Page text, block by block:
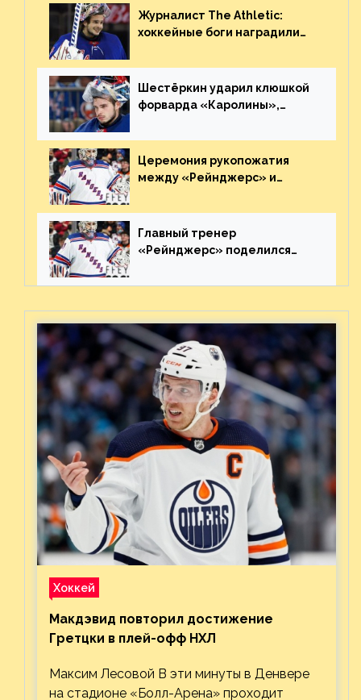
Журналист The Athletic:
хоккейные боги наградили
великолепную игру
Шестёркин ударил клюшкой
форварда «Каролины»,
пятаке. Видео
Церемония рукопожатия
между «Рейнджерс» и
матча плей-офф. Видео
Главный тренер
«Рейнджерс» поделился
предстоящего финала
Хоккей
Макдэвид повторил достижение
Гретцки в плей-офф НХЛ
Максим Лесовой В эти минуты в Денвере
на стадионе «Болл-Арена» проходит